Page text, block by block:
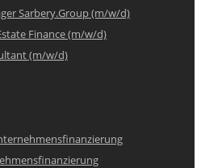
Sarbery.Group (m/w/d)
Finance (m/w/d)
(m/w/d)